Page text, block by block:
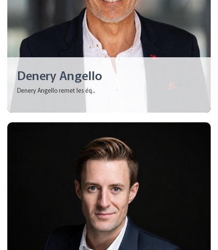
Denery Angello
Denery Angello remet les éq...